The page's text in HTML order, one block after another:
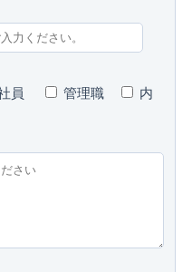
員 管理職
内